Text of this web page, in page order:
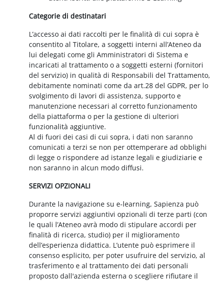
Categorie di destinatari
L’accesso ai dati raccolti per le finalità di cui sopra è
consentito al Titolare, a soggetti interni all’Ateneo da
lui delegati come gli Amministratori di Sistema e
incaricati al trattamento o a soggetti esterni (fornitori
del servizio) in qualità di Responsabili del Trattamento,
debitamente nominati come da art.28 del GDPR, per lo
svolgimento di lavori di assistenza, supporto e
manutenzione necessari al corretto funzionamento
della piattaforma o per la gestione di ulteriori
funzionalità aggiuntive.
Al di fuori dei casi di cui sopra, i dati non saranno
comunicati a terzi se non per ottemperare ad obblighi
di legge o rispondere ad istanze legali e giudiziarie e
non saranno in alcun modo diffusi.
SERVIZI OPZIONALI
Durante la navigazione su e-learning, Sapienza può
proporre servizi aggiuntivi opzionali di terze parti (con
le quali l’Ateneo avrà modo di stipulare accordi per
finalità di ricerca, studio) per il miglioramento
dell’esperienza didattica. L’utente può esprimere il
consenso esplicito, per poter usufruire del servizio, al
trasferimento e al trattamento dei dati personali
proposto dall'azienda esterna o scegliere rifiutare il